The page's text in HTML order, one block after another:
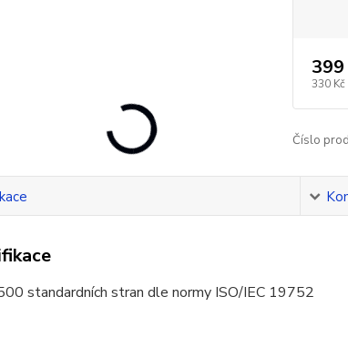
399
330 Kč
Číslo
standardních stran dle normy ISO/IEC 19752